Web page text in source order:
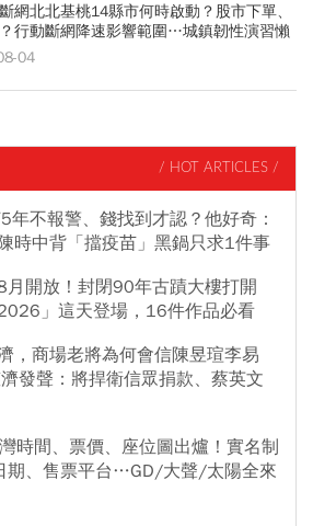
網北北基桃14縣市何時啟動？股市下單、
行動斷網降速影響範圍…城鎮韌性演習懶
04
/ HOT ARTICLES /
不報警、錢找到才認？他好奇：
時中背「擋疫苗」黑鍋只求1件事
月開放！封閉90年古蹟大樓打開
」這天登場，16件作品必看
，商場老將為何會信陳昱瑄李易
發聲：將捍衛信眾捐款、蔡英文
時間、票價、座位圖出爐！實名制
期、售票平台…GD/大聲/太陽全來